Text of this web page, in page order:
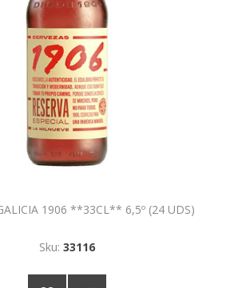
1906 **33CL** 6,5º (24 UDS)
Sku: 33116